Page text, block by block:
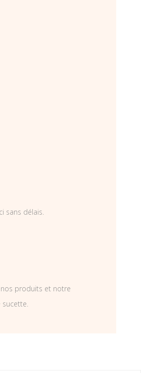
sans délais.
produits et notre